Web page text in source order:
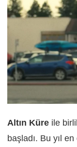
Altın Küre ile
başladı. Bu yıl